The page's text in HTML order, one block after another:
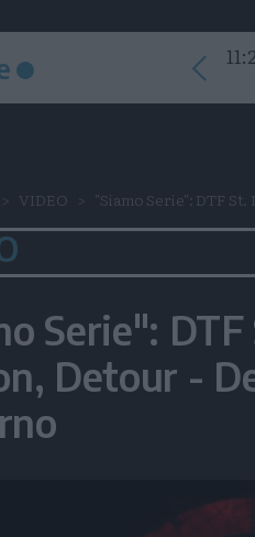
VIDEO "Siamo Serie": DTF
Serie":
Detour -